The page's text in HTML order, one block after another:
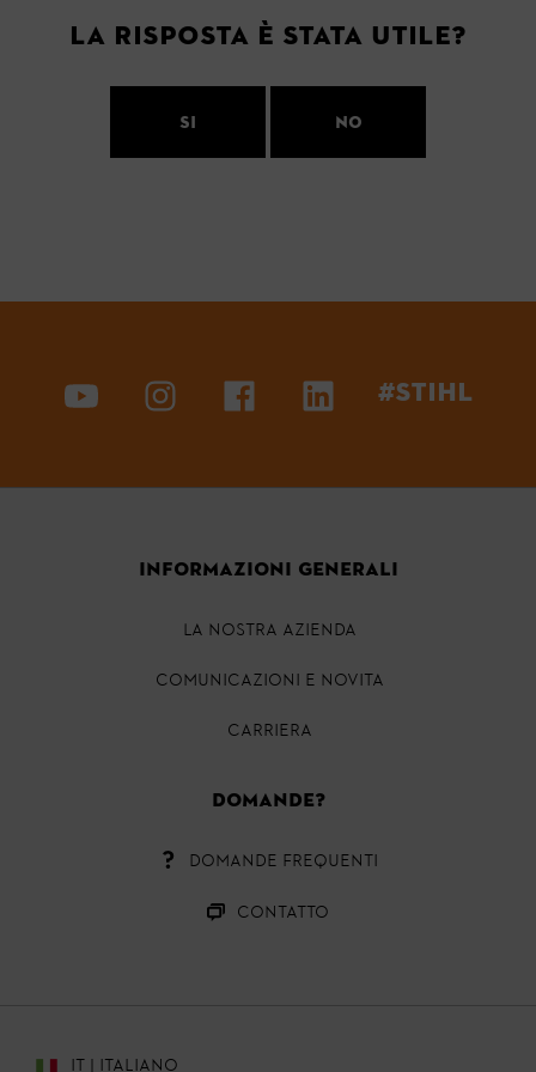
La risposta è stata utile?
Si No
#STIHL
INFORMAZIONI GENERALI
LA NOSTRA AZIENDA
COMUNICAZIONI E NOVITA
CARRIERA
Domande?
DOMANDE FREQUENTI
CONTATTO
IT | ITALIANO